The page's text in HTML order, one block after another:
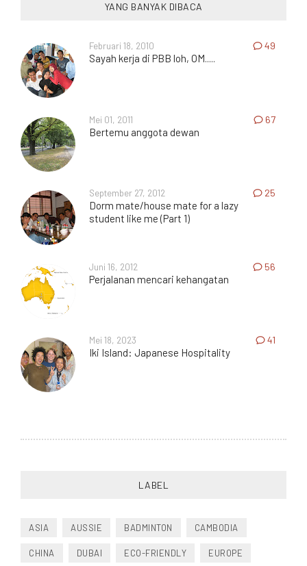
YANG BANYAK DIBACA
Februari 18, 2010 49
Sayah kerja di PBB loh, OM.....
Mei 01, 2011 67
Bertemu anggota dewan
September 27, 2012 25
Dorm mate/house mate for a lazy
student like me (Part 1)
Juni 16, 2012 56
Perjalanan mencari kehangatan
Mei 18, 2023 41
Iki Island: Japanese Hospitality
LABEL
ASIA AUSSIE BADMINTON CAMBODIA
CHINA DUBAI ECO-FRIENDLY EUROPE